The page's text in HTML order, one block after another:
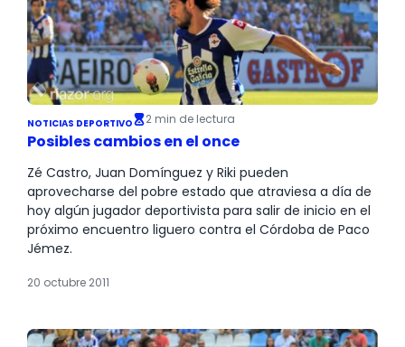
NOTICIAS DEPORTIVO 2 min de lectura
Posibles cambios en el once
Zé Castro, Juan Domínguez y Riki pueden
aprovecharse del pobre estado que atraviesa a día de
hoy algún jugador deportivista para salir de inicio en el
próximo encuentro liguero contra el Córdoba de Paco
Jémez.
20 octubre 2011